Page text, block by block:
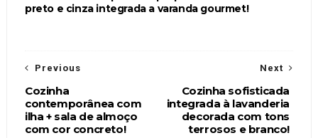
preto e cinza integrada a varanda gourmet!
Next
Cozinha sofisticada
integrada à lavanderia
decorada com tons
terrosos e branco!
Previous
Cozinha
contemporânea com
ilha + sala de almoço
com cor concreto!